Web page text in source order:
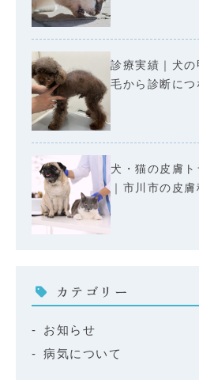
診療実績｜犬
毛から診断につ
犬・猫の皮膚
｜市川市の皮
カテゴリー
お知らせ
病気について